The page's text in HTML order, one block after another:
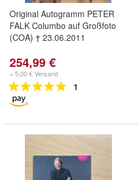
Original Autogramm PETER
FALK Columbo auf Großfoto
(COA) † 23.06.2011
254,99 €
+ 5,00 € Versand
1